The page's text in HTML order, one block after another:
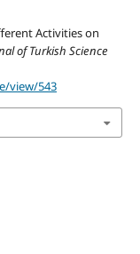
Activities on
of Turkish Science
view/543